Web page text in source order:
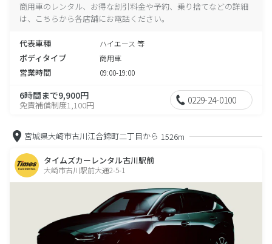
商用車のレンタル、お得な割引料金や予約、乗り捨てなどの詳細
は、こちらから各店舗にお電話ください。
代表車種 ハイエース 等
ボディタイプ 商用車
営業時間 09:00-19:00
6時間まで9,900円
免責補償制度1,100円 0229-24-0100
宮城県大崎市古川江合錦町二丁目から 1526m
タイムズカーレンタル古川駅前
大崎市古川駅前大通2-5-1